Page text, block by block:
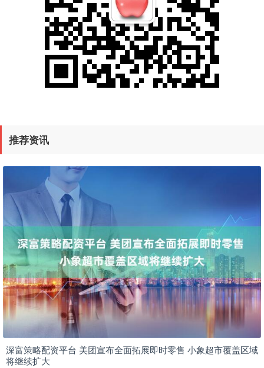
推荐资讯
深富策略配资平台 美团宣布全面拓展即时零售 小象超市覆盖区域
将继续扩大